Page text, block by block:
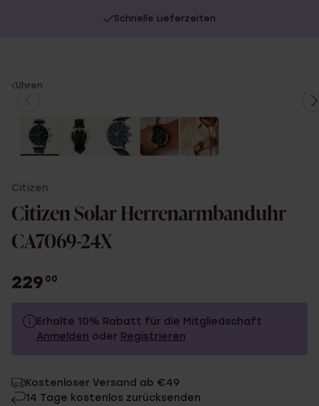
Schnelle Lieferzeiten
You
here:
Uhren
Citizen
Citizen Solar Herrenarmbanduhr
CA7069-24X
229 00
Erhalte 10% Rabatt für die Mitgliedschaft
Anmelden oder Registrieren
Ohne Mitgliederrabatt
Mit Mitgliederrabatt
Kostenloser Versand ab €49
14 Tage kostenlos zurücksenden